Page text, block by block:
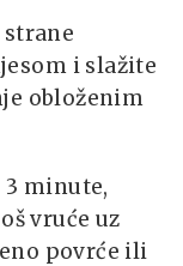
strane
i slažite
obloženim
minute,
vruće uz
povrće ili